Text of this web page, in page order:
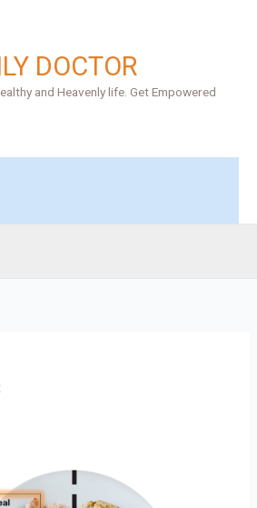
DOCTOR
and Heavenly life. Get Empowered